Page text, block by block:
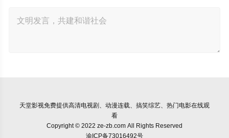
天堂影视免费提供高清电视剧、动漫连载、搞笑综艺、热门电影在线观
看
Copyright © 2022 ze-zb.com All Rights Reserved
渝ICP备73016492号